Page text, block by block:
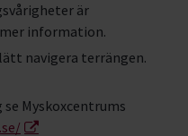
är
information.
navigera terrängen.
Myskoxcentrums